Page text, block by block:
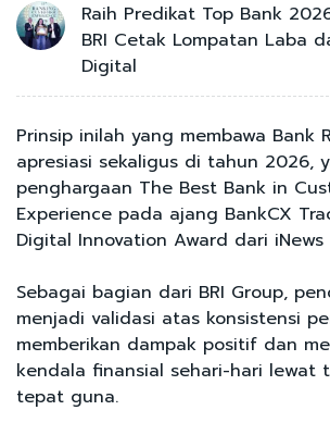
Raih Predikat Top Bank
BRI Cetak Lompatan Laba
Digital
Prinsip inilah yang membawa Bank
apresiasi sekaligus di tahun 2026,
penghargaan The Best Bank in
Experience pada ajang BankCX
Digital Innovation Award dari iNews
Sebagai bagian dari BRI Group,
menjadi validasi atas konsistensi
memberikan dampak positif dan
kendala finansial sehari-hari lewat
tepat guna.